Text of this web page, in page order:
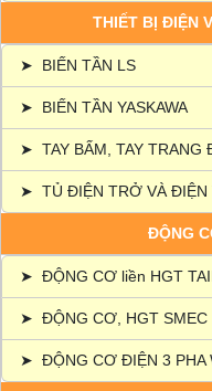
THIẾT BỊ ĐIỆN
➤ BIẾN TẦN LS
➤ BIẾN TẦN YASKAWA
➤ TAY BẤM, TAY TRANG
➤ TỦ ĐIỆN TRỞ VÀ ĐIỆN
ĐỘNG
➤ ĐỘNG CƠ liền HGT
➤ ĐỘNG CƠ, HGT SMEC
➤ ĐỘNG CƠ ĐIỆN 3 PHA